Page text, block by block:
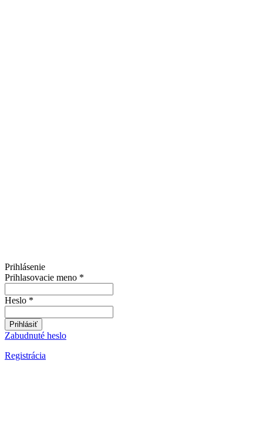
Prihlásenie
Prihlasovacie meno *
Heslo *
Prihlásiť
Zabudnuté heslo
Registrácia